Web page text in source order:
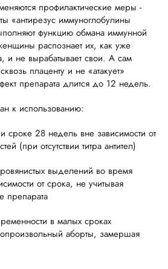
профилактические меры -
«антирезус иммуноглобулины
функцию обмана иммунной
распознает их, как уже
и не вырабатывает свои. А сам
плаценту и не «атакует»
препарата длится до 12 недель.
к использованию:
28 недель вне зависимости от
(при отсутствии титра антител)
выделений во время
от срока, не учитывая
препарата
в малых сроках
аборты, замершая